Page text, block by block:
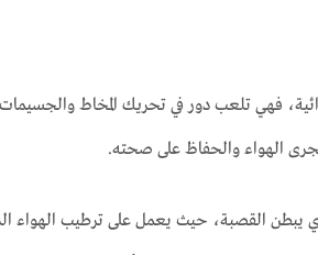
فهي تلعب دور في تحريك المخاط
الهواء والحفاظ على صحته.
يبطن القصبة، حيث يعمل على ترطيب الهواء